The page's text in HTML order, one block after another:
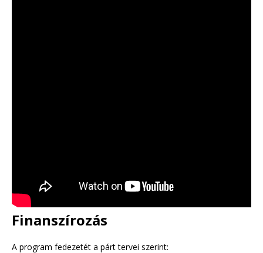
Finanszírozás
A program fedezetét a párt tervei szerint: